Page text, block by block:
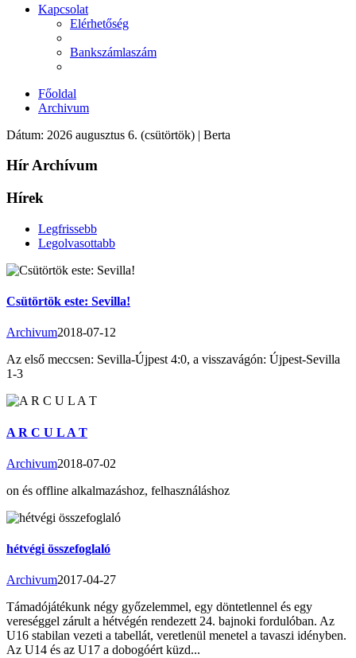
Kapcsolat
Elérhetőség
Bankszámlaszám
Főoldal
Archivum
Dátum: 2026 augusztus 6. (csütörtök) | Berta
Hír Archívum
Hírek
Legfrissebb
Legolvasottabb
Csütörtök este: Sevilla!
Archivum2018-07-12
Az első meccsen: Sevilla-Újpest 4:0, a visszavágón: Újpest-Sevilla
1-3
A R C U L A T
Archivum2018-07-02
on és offline alkalmazáshoz, felhasználáshoz
hétvégi összefoglaló
Archivum2017-04-27
Támadójátékunk négy győzelemmel, egy döntetlennel és egy
vereséggel zárult a hétvégén rendezett 24. bajnoki fordulóban. Az
U16 stabilan vezeti a tabellát, veretlenül menetel a tavaszi idényben.
Az U14 és az U17 a dobogóért küzd...